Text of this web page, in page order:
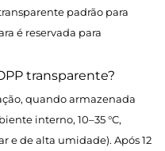
padrão para
é reservada para
transparente?
quando armazenada
interno, 10–35 °C,
e de alta umidade). Após 12